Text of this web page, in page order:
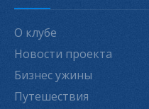
О клубе
Новости проекта
Бизнес ужины
Путешествия